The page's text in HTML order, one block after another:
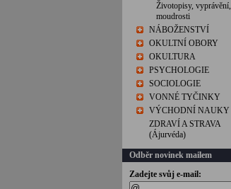
Životopisy, vyprávění,
moudrosti
NÁBOŽENSTVÍ
OKULTNÍ OBORY
OKULTURA
PSYCHOLOGIE
SOCIOLOGIE
VONNÉ TYČINKY
VÝCHODNÍ NAUKY
ZDRAVÍ A STRAVA
(Ájurvéda)
Odběr novinek mailem
Zadejte svůj e-mail: